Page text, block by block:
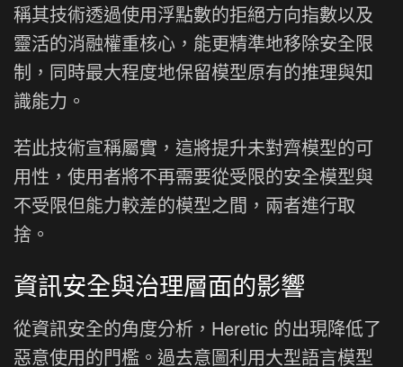
稱其技術透過使用浮點數的拒絕方向指數以及
靈活的消融權重核心，能更精準地移除安全限
制，同時最大程度地保留模型原有的推理與知
識能力。
若此技術宣稱屬實，這將提升未對齊模型的可
用性，使用者將不再需要從受限的安全模型與
不受限但能力較差的模型之間，兩者進行取
捨。
資訊安全與治理層面的影響
從資訊安全的角度分析，Heretic 的出現降低了
惡意使用的門檻。過去意圖利用大型語言模型